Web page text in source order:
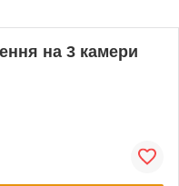
на 3 камери